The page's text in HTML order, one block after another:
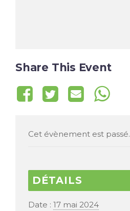
Share This Event
Cet évènement est passé.
DÉTAILS
Date : 17 mai 2024